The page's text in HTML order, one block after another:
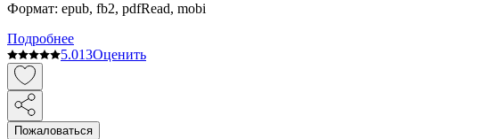
Формат: epub, fb2, pdfRead, mobi
Подробнее
5.013Оценить
Пожаловаться